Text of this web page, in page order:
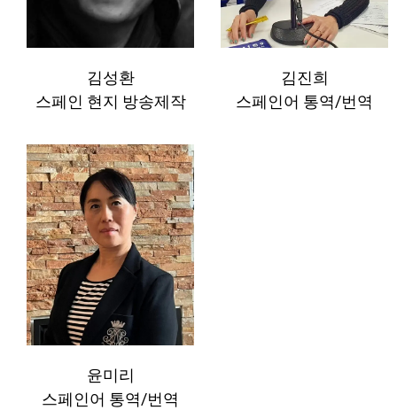
김성환
스페인 현지 방송제작
김진희
스페인어 통역/번역
윤미리
스페인어 통역/번역